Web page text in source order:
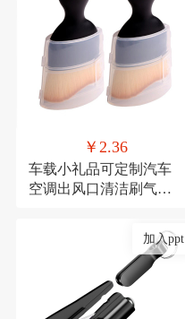
￥2.36
车载小礼品可定制汽车
空调出风口清洁刷气车
加入ppt